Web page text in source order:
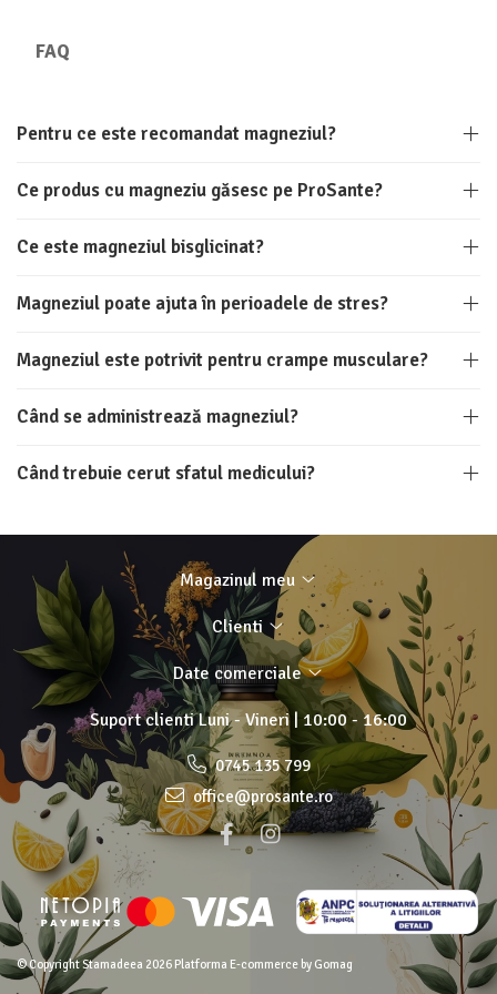
Magneziu
Multivitamine
FAQ
Pentru ce este recomandat magneziul?
Ce produs cu magneziu găsesc pe ProSante?
Ce este magneziul bisglicinat?
Magneziul poate ajuta în perioadele de stres?
Magneziul este potrivit pentru crampe musculare?
Când se administrează magneziul?
Când trebuie cerut sfatul medicului?
Magazinul meu
Clienti
Date comerciale
Suport clientiLuni - Vineri | 10:00 - 16:00
0745 135 799
office@prosante.ro
© Copyright Stamadeea 2026 Platforma E-commerce by Gomag